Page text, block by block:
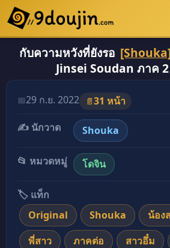
ดูเยอะสุด
คะแนนเยอะ
โดจินรูปสี
ระดับตำนาน
กับความหวังที่ยังรอ [Shouka]
Jinsei Soudan ภาค
📅29 ก.ย. 2022 📄31 หน้า
✍️ นักวาด
Shouka
📂 หมวดหมู่ โดจิน
🏷️ แท็ก
Original
Shouka น้อง
พี่สาว
ภาคต่อ สาวอึ๋ม